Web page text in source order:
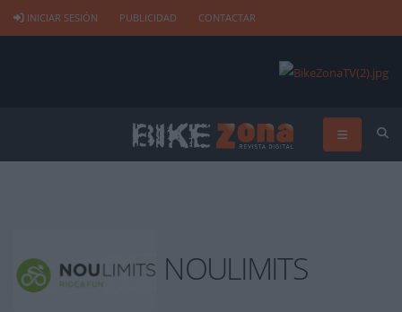
INICIAR SESIÓN PUBLICIDAD CONTACTAR
NOULIMITS